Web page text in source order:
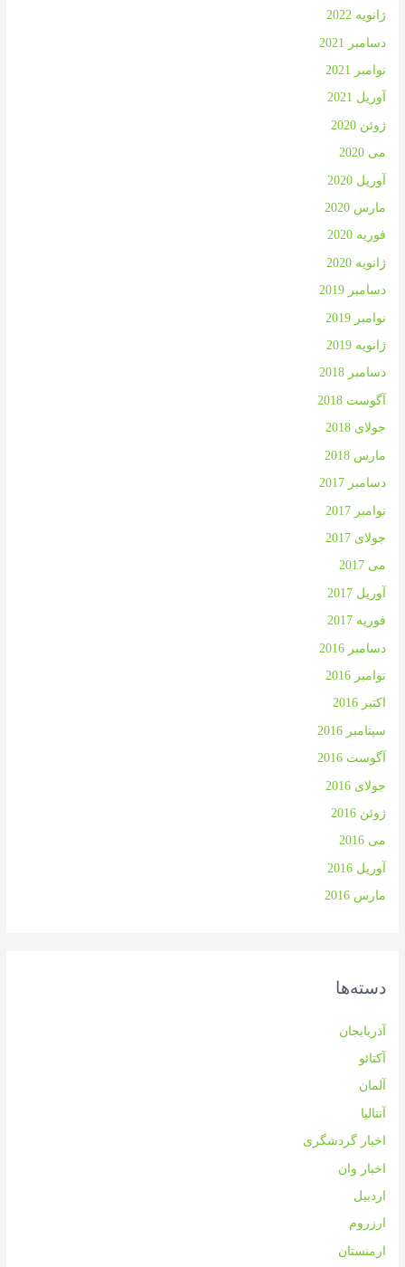
ژانویه 2022
دسامبر 2021
نوامبر 2021
آوریل 2021
ژوئن 2020
می 2020
آوریل 2020
مارس 2020
فوریه 2020
ژانویه 2020
دسامبر 2019
نوامبر 2019
ژانویه 2019
دسامبر 2018
آگوست 2018
جولای 2018
مارس 2018
دسامبر 2017
نوامبر 2017
جولای 2017
می 2017
آوریل 2017
فوریه 2017
دسامبر 2016
نوامبر 2016
اکتبر 2016
سپتامبر 2016
آگوست 2016
جولای 2016
ژوئن 2016
می 2016
آوریل 2016
مارس 2016
دسته‌ها
آذربایجان
آکتائو
آلمان
آنتالیا
اخبار گردشگری
اخبار وان
اردبیل
ارزروم
ارمنستان